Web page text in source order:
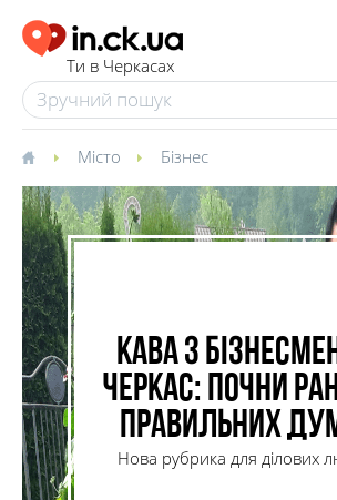
Ти в Черкасах
Місто Бізнес
Кава з
Черкас: почни
правильних
Нова рубрика для ділових